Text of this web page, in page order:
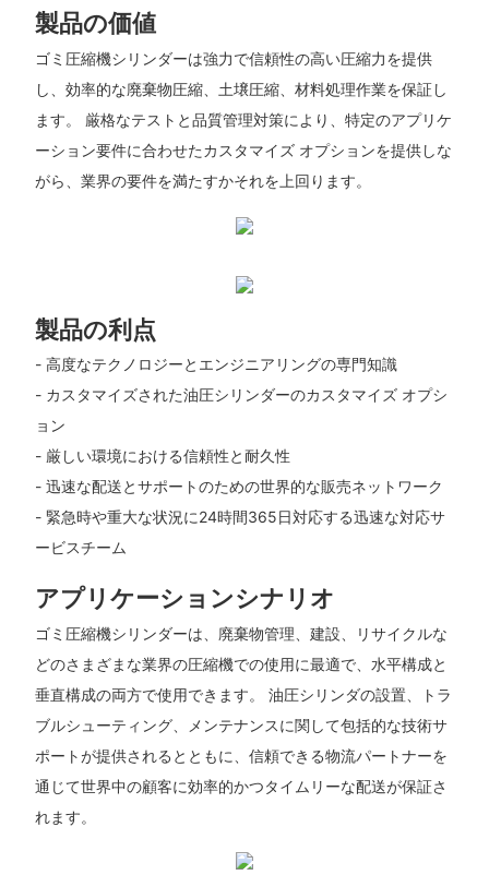
製品の価値
ゴミ圧縮機シリンダーは強力で信頼性の高い圧縮力を提供
し、効率的な廃棄物圧縮、土壌圧縮、材料処理作業を保証し
ます。 厳格なテストと品質管理対策により、特定のアプリケ
ーション要件に合わせたカスタマイズ オプションを提供しな
がら、業界の要件を満たすかそれを上回ります。
製品の利点
- 高度なテクノロジーとエンジニアリングの専門知識
- カスタマイズされた油圧シリンダーのカスタマイズ オプシ
ョン
- 厳しい環境における信頼性と耐久性
- 迅速な配送とサポートのための世界的な販売ネットワーク
- 緊急時や重大な状況に24時間365日対応する迅速な対応サ
ービスチーム
アプリケーションシナリオ
ゴミ圧縮機シリンダーは、廃棄物管理、建設、リサイクルな
どのさまざまな業界の圧縮機での使用に最適で、水平構成と
垂直構成の両方で使用できます。 油圧シリンダの設置、トラ
ブルシューティング、メンテナンスに関して包括的な技術サ
ポートが提供されるとともに、信頼できる物流パートナーを
通じて世界中の顧客に効率的かつタイムリーな配送が保証さ
れます。